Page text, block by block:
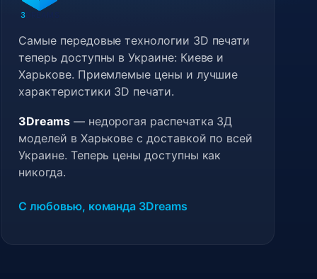
3
Самые передовые технологии 3D печати
теперь доступны в Украине: Киеве и
Харькове. Приемлемые цены и лучшие
характеристики 3D печати.
3Dreams— недорогая распечатка 3Д
моделей в Харькове с доставкой по всей
Украине. Теперь цены доступны как
никогда.
С любовью, команда 3Dreams